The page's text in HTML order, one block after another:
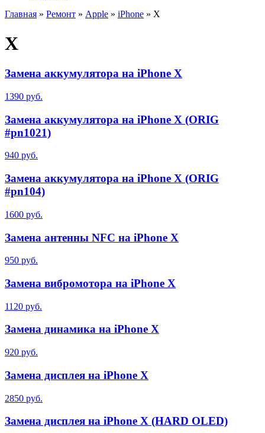
Главная » Ремонт » Apple » iPhone » X
X
Замена аккумулятора на iPhone X
1390 руб.
Замена аккумулятора на iPhone X (ORIG
#pn1021)
940 руб.
Замена аккумулятора на iPhone X (ORIG
#pn104)
1600 руб.
Замена антенны NFC на iPhone X
950 руб.
Замена вибромотора на iPhone X
1120 руб.
Замена динамика на iPhone X
920 руб.
Замена дисплея на iPhone X
2850 руб.
Замена дисплея на iPhone X (HARD OLED)